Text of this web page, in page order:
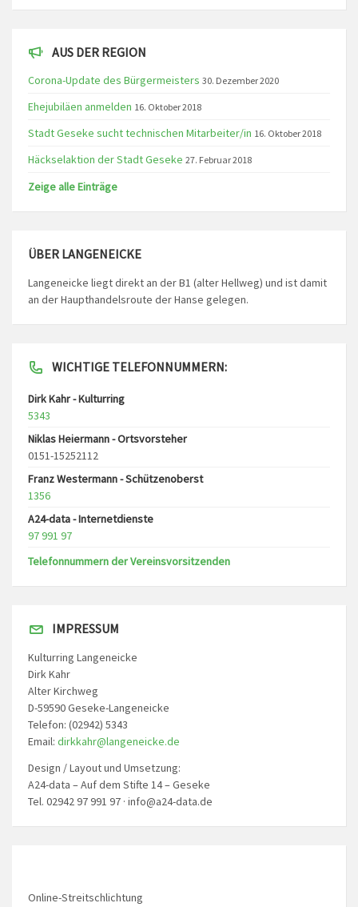
AUS DER REGION
Corona-Update des Bürgermeisters 30. Dezember 2020
Ehejubiläen anmelden 16. Oktober 2018
Stadt Geseke sucht technischen Mitarbeiter/in 16. Oktober 2018
Häckselaktion der Stadt Geseke 27. Februar 2018
Zeige alle Einträge
ÜBER LANGENEICKE
Langeneicke liegt direkt an der B1 (alter Hellweg) und ist damit
an der Haupthandelsroute der Hanse gelegen.
WICHTIGE TELEFONNUMMERN:
Dirk Kahr - Kulturring
5343
Niklas Heiermann - Ortsvorsteher
0151-15252112
Franz Westermann - Schützenoberst
1356
A24-data - Internetdienste
97 991 97
Telefonnummern der Vereinsvorsitzenden
IMPRESSUM
Kulturring Langeneicke
Dirk Kahr
Alter Kirchweg
D-59590 Geseke-Langeneicke
Telefon: (02942) 5343
Email: dirkkahr@langeneicke.de
Design / Layout und Umsetzung:
A24-data – Auf dem Stifte 14 – Geseke
Tel. 02942 97 991 97 · info@a24-data.de
Online-Streitschlichtung